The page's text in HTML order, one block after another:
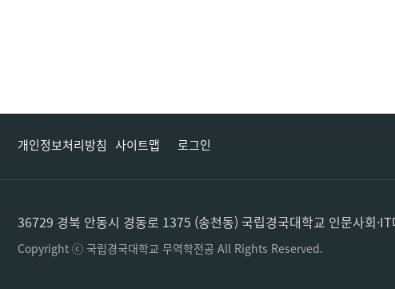
개인정보처리방침 사이트맵 로그인
36729 경북 안동시 경동로 1375 (송천동) 국립경국대학교 인문사
Copyright ⓒ 국립경국대학교 무역학전공 All Rights Reserved.